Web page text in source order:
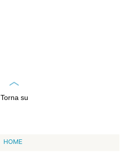
Torna su
HOME